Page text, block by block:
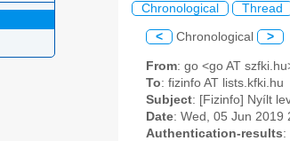
Chronological Thread
< Chronological >
From: go <go AT
To: fizinfo AT lists.kfki.hu
Subject: [Fizinfo] Nyílt
Date: Wed, 05 Jun 2019
Authentication-results: